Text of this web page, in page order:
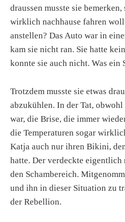
draussen musste sie
wirklich nachhause fahren
anstellen? Das Auto war in
kam sie nicht ran. Sie hatte
konnte sie auch nicht. Was ein
Trotzdem musste sie etwas
abzukühlen. In der Tat, obwohl
war, die Brise, die immer
die Temperaturen sogar
Katja auch nur ihren Bikini,
hatte. Der verdeckte
den Schambereich.
und ihn in dieser Situation zu
der Rebellion.